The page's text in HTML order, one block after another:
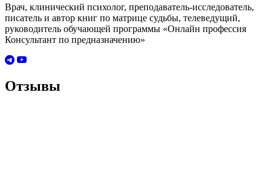
Врач, клинический психолог, преподаватель-исследователь,
писатель и автор книг по матрице судьбы, телеведущий,
руководитель обучающей программы «Онлайн профессия
Консультант по предназначению»
Отзывы